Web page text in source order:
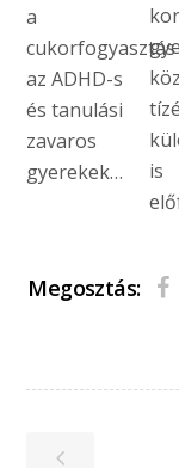
a
cukorfogyasztás
az ADHD-s
és tanulási
zavaros
gyerekek…
is
Megosztás: